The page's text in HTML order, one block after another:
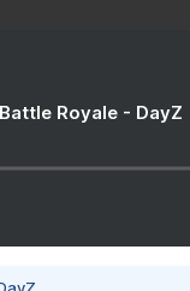
Royale - DayZ